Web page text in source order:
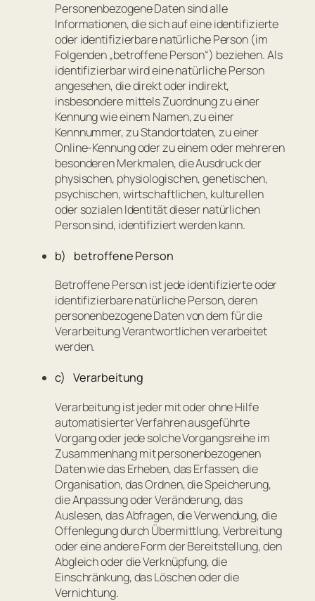
Personenbezogene Daten sind alle
Informationen, die sich auf eine identifizierte
oder identifizierbare natürliche Person (im
Folgenden „betroffene Person“) beziehen. Als
identifizierbar wird eine natürliche Person
angesehen, die direkt oder indirekt,
insbesondere mittels Zuordnung zu einer
Kennung wie einem Namen, zu einer
Kennnummer, zu Standortdaten, zu einer
Online-Kennung oder zu einem oder mehreren
besonderen Merkmalen, die Ausdruck der
physischen, physiologischen, genetischen,
psychischen, wirtschaftlichen, kulturellen
oder sozialen Identität dieser natürlichen
Person sind, identifiziert werden kann.
b) betroffene Person
Betroffene Person ist jede identifizierte oder
identifizierbare natürliche Person, deren
personenbezogene Daten von dem für die
Verarbeitung Verantwortlichen verarbeitet
werden.
c) Verarbeitung
Verarbeitung ist jeder mit oder ohne Hilfe
automatisierter Verfahren ausgeführte
Vorgang oder jede solche Vorgangsreihe im
Zusammenhang mit personenbezogenen
Daten wie das Erheben, das Erfassen, die
Organisation, das Ordnen, die Speicherung,
die Anpassung oder Veränderung, das
Auslesen, das Abfragen, die Verwendung, die
Offenlegung durch Übermittlung, Verbreitung
oder eine andere Form der Bereitstellung, den
Abgleich oder die Verknüpfung, die
Einschränkung, das Löschen oder die
Vernichtung.